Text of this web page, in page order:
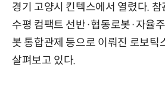
경기 고양시 킨텍스에서 열렸다. 참
수평 컴팩트 선반·협동로봇·자율
봇 통합관제 등으로 이뤄진 로보틱
살펴보고 있다.